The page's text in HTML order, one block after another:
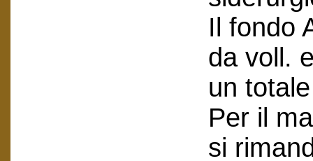
Il fondo
da voll.
un
Per il
si